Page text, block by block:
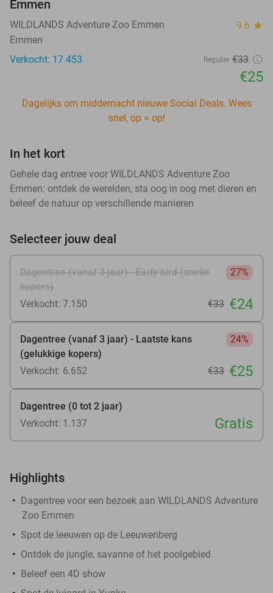
Emmen
WILDLANDS Adventure Zoo Emmen 9.6 star
Emmen
Verkocht: 17.453
Regulier €33
€25
Dagelijks om middernacht nieuwe Social Deals. Wees
snel, op = op!
In het kort
Gehele dag entree voor WILDLANDS Adventure Zoo
Emmen: ontdek de werelden, sta oog in oog met dieren en
beleef de natuur op verschillende manieren
Selecteer jouw deal
Dagentree (vanaf 3 jaar) - Early bird (snelle
kopers)
27%
Verkocht: 7.150 €33 €24
Dagentree (vanaf 3 jaar) - Laatste kans
(gelukkige kopers)
24%
Verkocht: 6.652 €33 €25
Dagentree (0 tot 2 jaar)
Verkocht: 1.137
Gratis
Highlights
Dagentree voor een bezoek aan WILDLANDS Adventure
Zoo Emmen
Spot de leeuwen op de Leeuwenberg
Ontdek de jungle, savanne of het poolgebied
Beleef een 4D show